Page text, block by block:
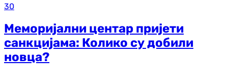
30
Меморијални центар пријети
санкцијама: Колико су добили
новца?